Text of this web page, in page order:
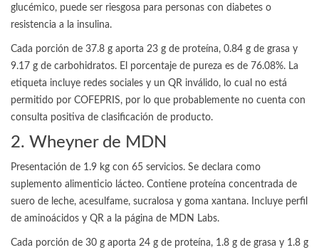
glucémico, puede ser riesgosa para personas con diabetes o
resistencia a la insulina.
Cada porción de 37.8 g aporta 23 g de proteína, 0.84 g de grasa y
9.17 g de carbohidratos. El porcentaje de pureza es de 76.08%. La
etiqueta incluye redes sociales y un QR inválido, lo cual no está
permitido por COFEPRIS, por lo que probablemente no cuenta con
consulta positiva de clasificación de producto.
2. Wheyner de MDN
Presentación de 1.9 kg con 65 servicios. Se declara como
suplemento alimenticio lácteo. Contiene proteína concentrada de
suero de leche, acesulfame, sucralosa y goma xantana. Incluye perfil
de aminoácidos y QR a la página de MDN Labs.
Cada porción de 30 g aporta 24 g de proteína, 1.8 g de grasa y 1.8 g